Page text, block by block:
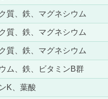
質、鉄、マグネシウム
質、鉄、マグネシウム
質、鉄、マグネシウム
ム、鉄、ビタミンB群
K、葉酸